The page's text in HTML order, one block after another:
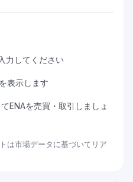
力してください
表示します
ENAを売買・取引しましょ
は市場データに基づいてリア